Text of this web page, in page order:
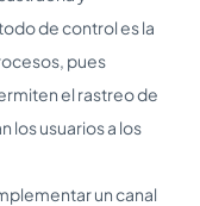
de control es la
pues
el rastreo de
los usuarios a los
un canal